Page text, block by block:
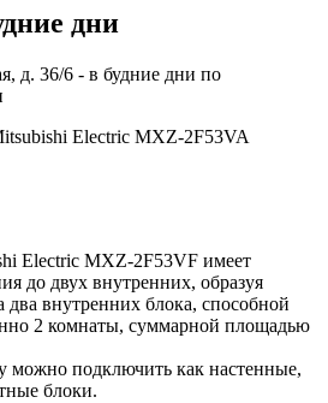
дни
д. 36/6 - в будние дни по
Electric MXZ-2F53VA
Electric MXZ-2F53VF имеет
до двух внутренних, образуя
два внутренних блока, способной
2 комнаты, суммарной площадью
можно подключить как настенные,
блоки.